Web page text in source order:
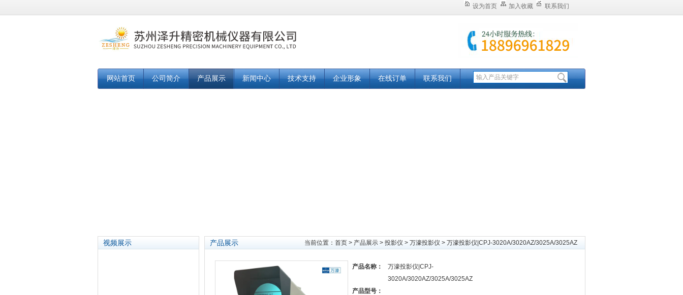
设为首页 加入收藏 联系我们
网站首页 公司简介 产品展示 新闻中心 技术支持 企业形象 在线订单 联系我们
视频展示 产品展示 当前位置： 首页 > 产品展示 > 投影仪 > 万濠投影仪 > 万濠投影仪|CPJ-3020A/3020AZ/3025A/3025AZ
产品名称：
万濠投影仪|CPJ-
3020A/3020AZ/3025A/3025AZ
产品型号：